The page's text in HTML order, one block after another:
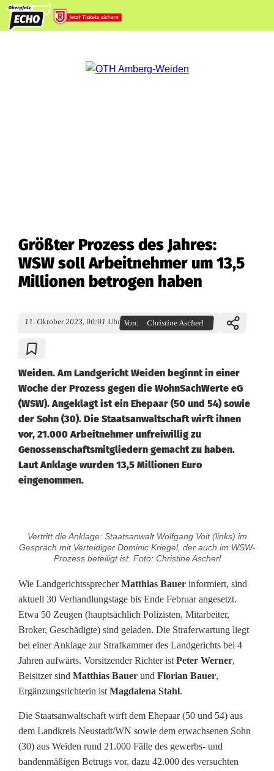
Größter Prozess des Jahres:
WSW soll Arbeitnehmer um 13,5
Millionen betrogen haben
11. Oktober 2023, 00:01 Uhr Von: Christine Ascherl
Weiden. Am Landgericht Weiden beginnt in einer
Woche der Prozess gegen die WohnSachWerte eG
(WSW). Angeklagt ist ein Ehepaar (50 und 54) sowie
der Sohn (30). Die Staatsanwaltschaft wirft ihnen
vor, 21.000 Arbeitnehmer unfreiwillig zu
Genossenschaftsmitgliedern gemacht zu haben.
Laut Anklage wurden 13,5 Millionen Euro
eingenommen.
r
ß
t
e
r
P
r
o
z
Vertritt die Anklage: Staatsanwalt Wolfgang Voit (links) im
Gespräch mit Verteidiger Dominic Kriegel, der auch im WSW-
Prozess beteiligt ist. Foto: Christine Ascherl
Wie LandgerichtssprecherMatthias Bauer informiert, sind
aktuell 30 Verhandlungstage bis Ende Februar angesetzt.
Etwa 50 Zeugen (hauptsächlich Polizisten, Mitarbeiter,
Broker, Geschädigte) sind geladen. Die Straferwartung liegt
bei einer Anklage zur Strafkammer des Landgerichts bei 4
Jahren aufwärts. Vorsitzender Richter ist Peter Werner,
Beisitzer sind Matthias Bauer und Florian Bauer,
Ergänzungsrichterin ist Magdalena Stahl.
Die Staatsanwaltschaft wirft dem Ehepaar (50 und 54) aus
dem Landkreis Neustadt/WN sowie dem erwachsenen Sohn
(30) aus Weiden rund 21.000 Fälle des gewerbs- und
bandenmäßigen Betrugs vor, dazu 42.000 des versuchten